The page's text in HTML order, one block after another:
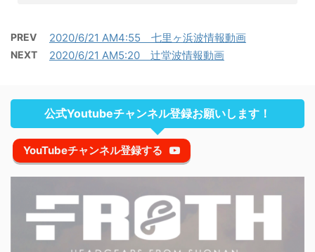
PREV 2020/6/21 AM4:55 七里ヶ浜波情報動画
NEXT 2020/6/21 AM5:20 辻堂波情報動画
公式Youtubeチャンネル登録お願いします！
YouTubeチャンネル登録する